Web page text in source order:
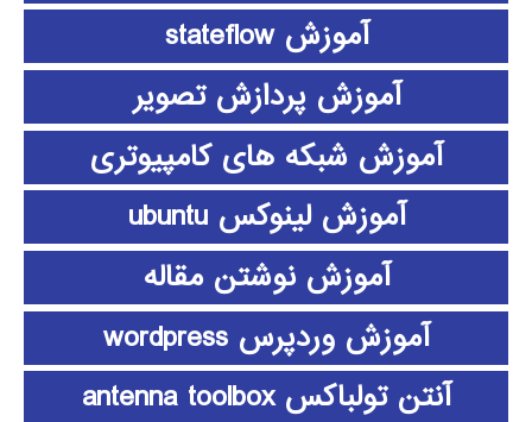
آموزش stateflow
آموزش پردازش تصویر
آموزش شبکه های کامپیوتری
آموزش لینوکس ubuntu
آموزش نوشتن مقاله
آموزش وردپرس wordpress
آنتن تولباکس antenna toolbox